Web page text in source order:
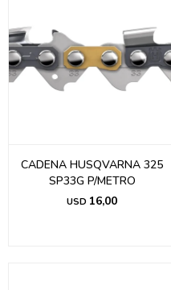
CADENA HUSQVARNA 325
SP33G P/METRO
USD 16,00